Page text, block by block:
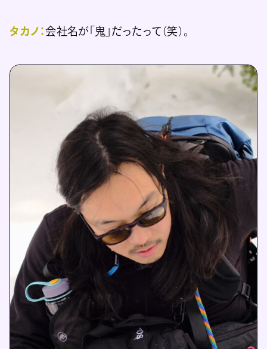
タカノ：会社名が「鬼」だったって（笑）。